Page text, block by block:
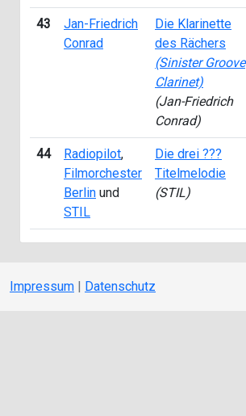
43
Jan-Friedrich
Conrad
Die Klarinette
des Rächers
(Sinister Groove
Clarinet)
(Jan-Friedrich
Conrad)
44 Radiopilot,
Filmorchester
Berlin und
STIL
Die drei ???
Titelmelodie
(STIL)
Impressum | Datenschutz